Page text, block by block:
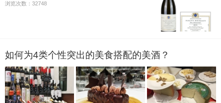
浏览次数：32748
如何为4类个性突出的美食搭配的美酒？